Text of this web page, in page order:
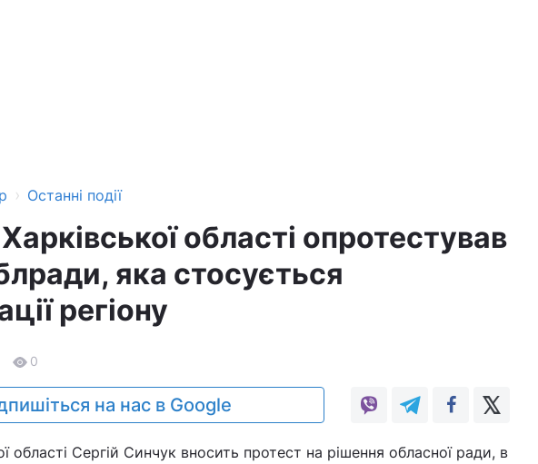
› Останні події
області опротестував
яка стосується
регіону
0
на нас в Google
області Сергій Синчук вносить протест на рішення обласної ради, в